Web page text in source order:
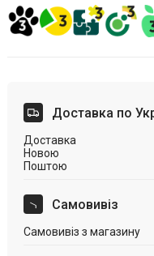
Доставка по
Доставка
Новою
Поштою
Самовивіз
Самовивіз з магазину